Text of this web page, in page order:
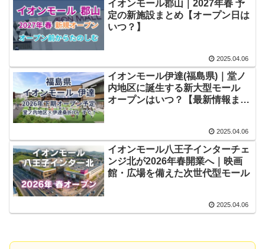
イオンモール郡山｜2027年春 予
定の新施設まとめ【オープン日は
いつ？】
2025.04.06
イオンモール伊達(福島県)｜堂ノ
内地区に誕生する新大型モール
オープンはいつ？【最新情報まと
2025.04.06
イオンモール八王子インターチェ
ンジ北が2026年春開業へ｜映画
館・広場を備えた次世代型モール
2025.04.06